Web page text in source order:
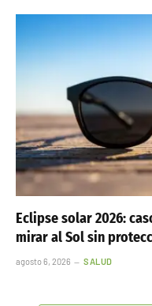
Eclipse solar 2026:
mirar al Sol sin
agosto 6, 2026 SALUD